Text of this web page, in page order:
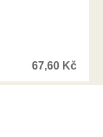
67,60 Kč